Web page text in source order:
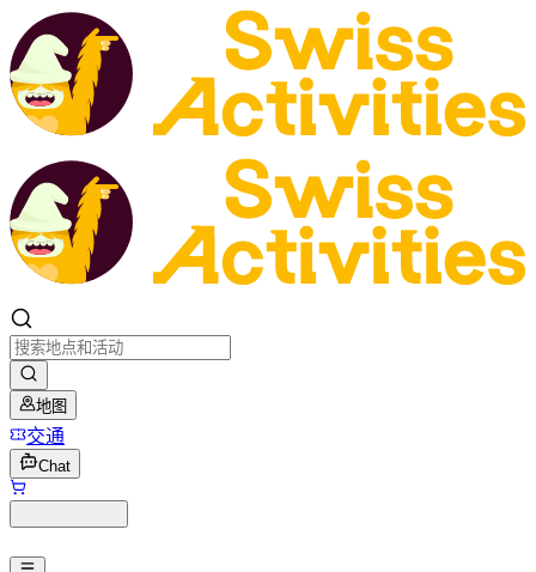
地图
交通
Chat